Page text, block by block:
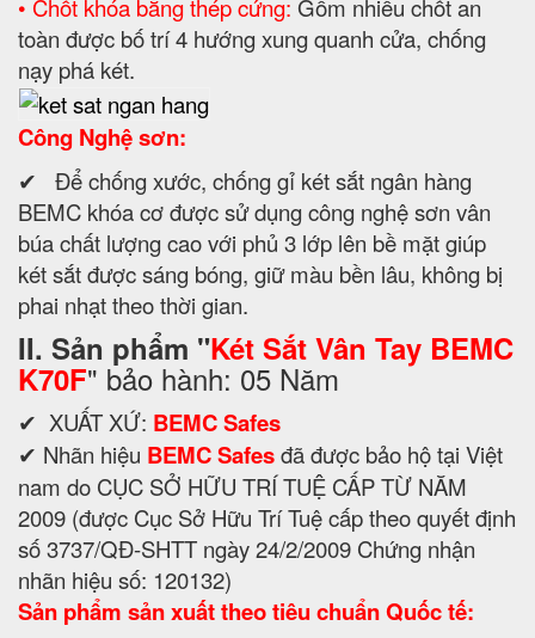
• Chốt khóa bằng thép cứng: Gồm nhiều chốt an
toàn được bố trí 4 hướng xung quanh cửa, chống
nạy phá két.
Công Nghệ sơn:
✔ Để chống xước, chống gỉ két sắt ngân hàng
BEMC khóa cơ được sử dụng công nghệ sơn vân
búa chất lượng cao với phủ 3 lớp lên bề mặt giúp
két sắt được sáng bóng, giữ màu bền lâu, không bị
phai nhạt theo thời gian.
II. Sản phẩm "Két Sắt Vân Tay BEMC
K70F" bảo hành: 05 Năm
✔ XUẤT XỨ: BEMC Safes
✔ Nhãn hiệu BEMC Safesđã được bảo hộ tại Việt
nam do CỤC SỞ HỮU TRÍ TUỆ CẤP TỪ NĂM
2009 (được Cục Sở Hữu Trí Tuệ cấp theo quyết định
số 3737/QĐ-SHTT ngày 24/2/2009 Chứng nhận
nhãn hiệu số: 120132)
Sản phẩm sản xuất theo tiêu chuẩn Quốc tế: